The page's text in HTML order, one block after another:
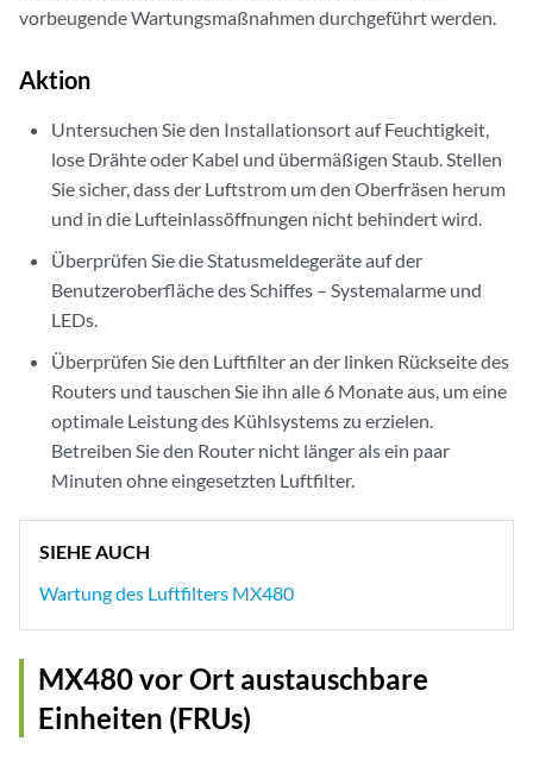
vorbeugende Wartungsmaßnahmen durchgeführt werden.
Aktion
Untersuchen Sie den Installationsort auf Feuchtigkeit,
lose Drähte oder Kabel und übermäßigen Staub. Stellen
Sie sicher, dass der Luftstrom um den Oberfräsen herum
und in die Lufteinlassöffnungen nicht behindert wird.
Überprüfen Sie die Statusmeldegeräte auf der
Benutzeroberfläche des Schiffes – Systemalarme und
LEDs.
Überprüfen Sie den Luftfilter an der linken Rückseite des
Routers und tauschen Sie ihn alle 6 Monate aus, um eine
optimale Leistung des Kühlsystems zu erzielen.
Betreiben Sie den Router nicht länger als ein paar
Minuten ohne eingesetzten Luftfilter.
SIEHE AUCH
Wartung des Luftfilters MX480
MX480 vor Ort austauschbare
Einheiten (FRUs)